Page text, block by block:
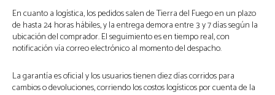
En cuanto a logística, los pedidos salen de Tierra del Fuego en un plazo
de hasta 24 horas hábiles, y la entrega demora entre 3 y 7 días según la
ubicación del comprador. El seguimiento es en tiempo real, con
notificación vía correo electrónico al momento del despacho.
La garantía es oficial y los usuarios tienen diez días corridos para
cambios o devoluciones, corriendo los costos logísticos por cuenta de la